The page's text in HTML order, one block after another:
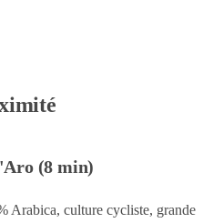
(8 min)
Arabica, culture cycliste, grande